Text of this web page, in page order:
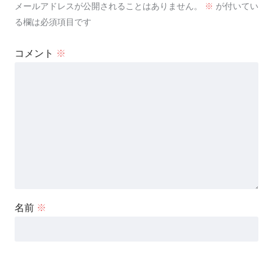
メールアドレスが公開されることはありません。 ※ が付いてい
る欄は必須項目です
コメント ※
名前 ※